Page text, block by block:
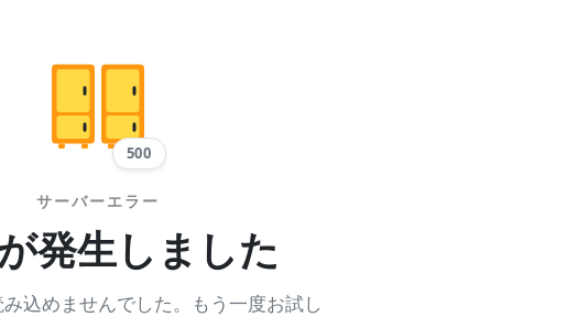
500
サーバーエラー
発生しました
込めませんでした。もう一度お試し